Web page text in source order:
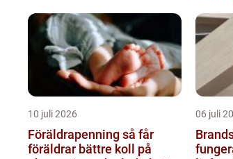
10 juli 2026
Föräldrapenning så får
föräldrar bättre koll på
06 juli